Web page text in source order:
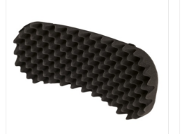
flere
varianter.
Alternativene
kan
velges